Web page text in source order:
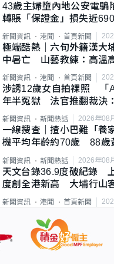
43歲主婦墮內地公安電
轉賬「保證金」損失近
新聞資訊 港聞 首頁新聞
極端酷熱｜六旬外籍漢大
中暑亡 山藝教練：高溫
足
新聞資訊 港聞 首頁新聞
涉誘12歲女自拍祼照 「
年半冤獄 法官推翻裁決
新聞資訊 新聞熱話 2026年08
一線搜查｜揸小巴難「
機平均年齡約70歲 88歲
直揸落去
新聞資訊 新聞熱話 2026年08
天文台錄36.9度破紀錄
度創全港新高 大埔行山
新聞資訊 港聞 首頁新聞